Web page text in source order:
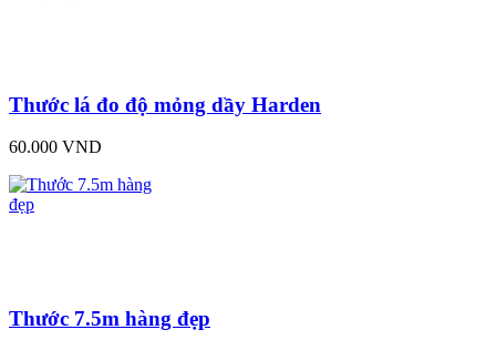
Thước lá đo độ mỏng dầy Harden
60.000 VND
Thước 7.5m hàng đẹp